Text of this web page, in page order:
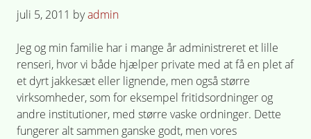
Posted
juli 5, 2011 byadmin
Jeg og min familie har i mange år administreret et lille
renseri, hvor vi både hjælper private med at få en plet af
et dyrt jakkesæt eller lignende, men også større
virksomheder, som for eksempel fritidsordninger og
andre institutioner, med større vaske ordninger. Dette
fungerer alt sammen ganske godt, men vores